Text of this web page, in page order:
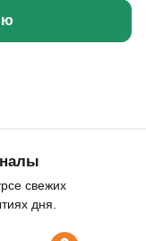
свежих
дня.